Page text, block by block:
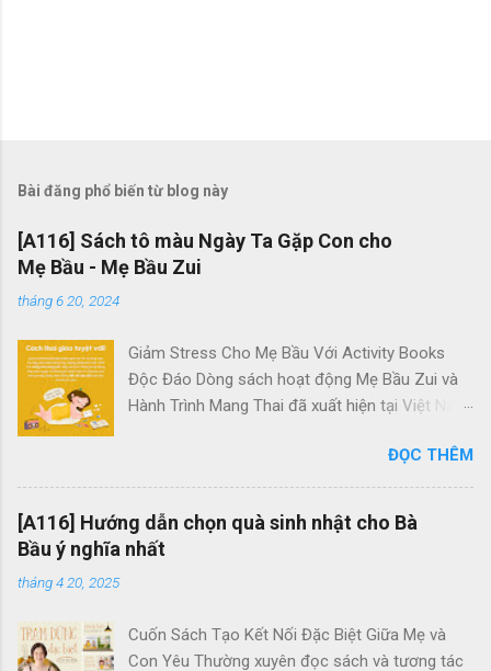
Bài đăng phổ biến từ blog này
[A116] Sách tô màu Ngày Ta Gặp Con cho
Mẹ Bầu - Mẹ Bầu Zui
tháng 6 20, 2024
Giảm Stress Cho Mẹ Bầu Với Activity Books
Độc Đáo Dòng sách hoạt động Mẹ Bầu Zui và
Hành Trình Mang Thai đã xuất hiện tại Việt Nam
hiệu quả. Chúng là những tác phẩm duy nhất
dành riêng cho các mẹ bầu tại đây. Quên đi
những trang sách dày cộp chữ viết và không
cần lo lắng về kiến thức sâu rộ về thai kỳ, bộ
sách hoạt động này tập trung vào những hoạt
đáo, đáng nhớ trong suốt quãng thời gian 9
ĐỌC THÊM
[A116] Hướng dẫn chọn quà sinh nhật cho Bà
Bầu ý nghĩa nhất
tháng 4 20, 2025
Cuốn Sách Tạo Kết Nối Đặc Biệt Giữa Mẹ và
Con Yêu Thường xuyên đọc sách và tương tác